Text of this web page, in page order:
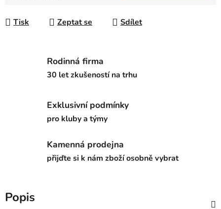
Tisk Zeptat se Sdílet
Rodinná firma
30 let zkušeností na trhu
Exklusivní podmínky
pro kluby a týmy
Kamenná prodejna
přijďte si k nám zboží osobně vybrat
Popis